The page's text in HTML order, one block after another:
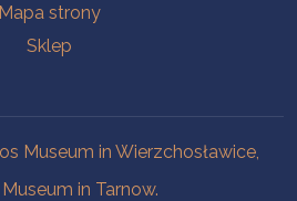
Mapa strony
Sklep
Museum in Wierzchosławice,
in Tarnow.